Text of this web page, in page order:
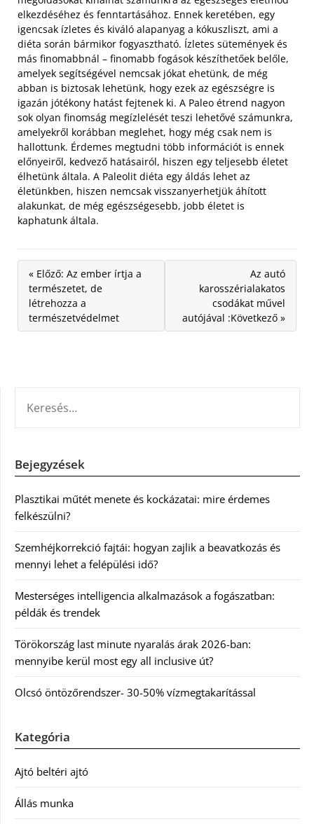
elkezdéséhez és fenntartásához. Ennek keretében, egy
igencsak ízletes és kiváló alapanyag a kókuszliszt, ami a
diéta során bármikor fogyasztható. Ízletes sütemények és
más finomabbnál – finomabb fogások készíthetőek belőle,
amelyek segítségével nemcsak jókat ehetünk, de még
abban is biztosak lehetünk, hogy ezek az egészségre is
igazán jótékony hatást fejtenek ki. A Paleo étrend nagyon
sok olyan finomság megízlelését teszi lehetővé számunkra,
amelyekről korábban meglehet, hogy még csak nem is
hallottunk. Érdemes megtudni több információt is ennek
előnyeiről, kedvező hatásairól, hiszen egy teljesebb életet
élhetünk általa. A Paleolit diéta egy áldás lehet az
életünkben, hiszen nemcsak visszanyerhetjük áhított
alakunkat, de még egészségesebb, jobb életet is
kaphatunk általa.
« Előző: Az ember írtja a
természetet, de
létrehozza a
természetvédelmet
Az autó
karosszérialakatos
csodákat művel
autójával :Következő »
Bejegyzések
Plasztikai műtét menete és kockázatai: mire érdemes
felkészülni?
Szemhéjkorrekció fajtái: hogyan zajlik a beavatkozás és
mennyi lehet a felépülési idő?
Mesterséges intelligencia alkalmazások a fogászatban:
példák és trendek
Törökország last minute nyaralás árak 2026-ban:
mennyibe kerül most egy all inclusive út?
Olcsó öntözőrendszer- 30-50% vízmegtakarítással
Kategória
Ajtó beltéri ajtó
Állás munka